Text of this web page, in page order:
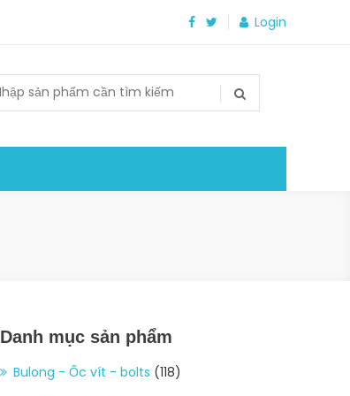
Login
Danh mục sản phẩm
Bulong - Ốc vít - bolts (118)